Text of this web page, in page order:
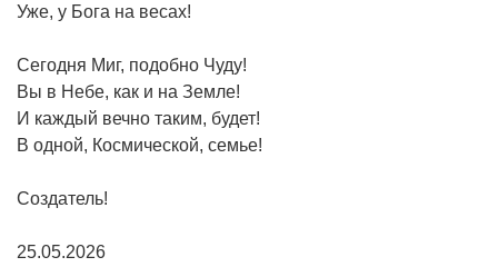
Уже, у Бога на весах!
Сегодня Миг, подобно Чуду!
Вы в Небе, как и на Земле!
И каждый вечно таким, будет!
В одной, Космической, семье!
Создатель!
25.05.2026